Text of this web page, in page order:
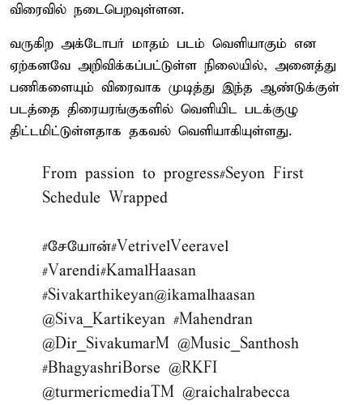
விரைவில் நடைபெறவுள்ளன.
வருகிற அக்டோபர் மாதம் படம் வெளியாகும் என
ஏற்கனவே அறிவிக்கப்பட்டுள்ள நிலையில், அனைத்து
பணிகளையும் விரைவாக முடித்து இந்த ஆண்டுக்குள்
படத்தை திரையரங்குகளில் வெளியிட படக்குழு
திட்டமிட்டுள்ளதாக தகவல் வெளியாகியுள்ளது.
From passion to progress#Seyon First
Schedule Wrapped
#சேயோன்#VetrivelVeeravel
#Varendi#KamalHaasan
#Sivakarthikeyan@ikamalhaasan
@Siva_Kartikeyan #Mahendran
@Dir_SivakumarM @Music_Santhosh
#BhagyashriBorse @RKFI
@turmericmediaTM @raichalrabecca